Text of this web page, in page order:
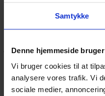
Samtykke
Denne hjemmeside
Vi bruger cookies til at
analysere vores trafik. Vi
sociale medier,
Hvis du bøvler med noget eller
jeg dig på vej.
Vestergade 12 6270,
60 51 96 50
post@yarneverywear.dk
CVR 43041649